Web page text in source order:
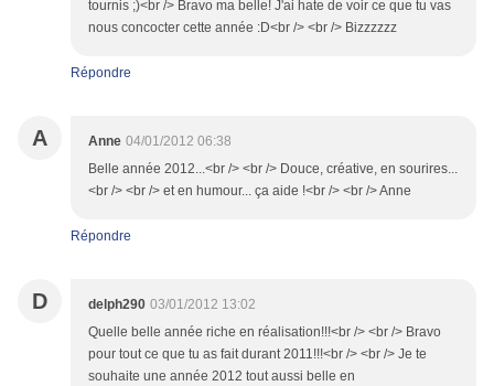
tournis ;)<br /> Bravo ma belle! J'ai hate de voir ce que tu vas
nous concocter cette année :D<br /> <br /> Bizzzzzz
Répondre
A Anne 04/01/2012 06:38
Belle année 2012...<br /> <br /> Douce, créative, en sourires...
<br /> <br /> et en humour... ça aide !<br /> <br /> Anne
Répondre
D delph290 03/01/2012 13:02
Quelle belle année riche en réalisation!!!<br /> <br /> Bravo
pour tout ce que tu as fait durant 2011!!!<br /> <br /> Je te
souhaite une année 2012 tout aussi belle en